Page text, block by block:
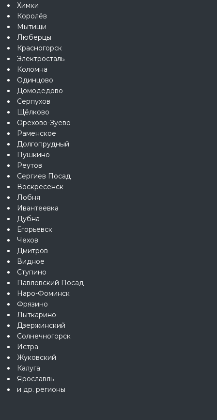
Химки
Королёв
Мытищи
Люберцы
Красногорск
Электросталь
Коломна
Одинцово
Домодедово
Серпухов
Щёлково
Орехово-Зуево
Раменское
Долгопрудный
Пушкино
Реутов
Сергиев Посад
Воскресенск
Лобня
Ивантеевка
Дубна
Егорьевск
Чехов
Дмитров
Видное
Ступино
Павловский Посад
Наро-Фоминск
Фрязино
Лыткарино
Дзержинский
Солнечногорск
Истра
Жуковский
Калуга
Ярославль
и др. регионы